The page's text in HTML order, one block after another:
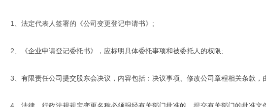
1、法定代表人签署的《公司变更登记申请书》;
2、《企业申请登记委托书》，应标明具体委托事项和被委托人的权限;
3、有限责任公司提交股东会决议，内容包括：决议事项、修改公司章程相关条款，